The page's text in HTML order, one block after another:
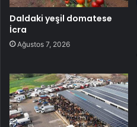
Daldaki yeşil domatese
İcra
Ağustos 7, 2026